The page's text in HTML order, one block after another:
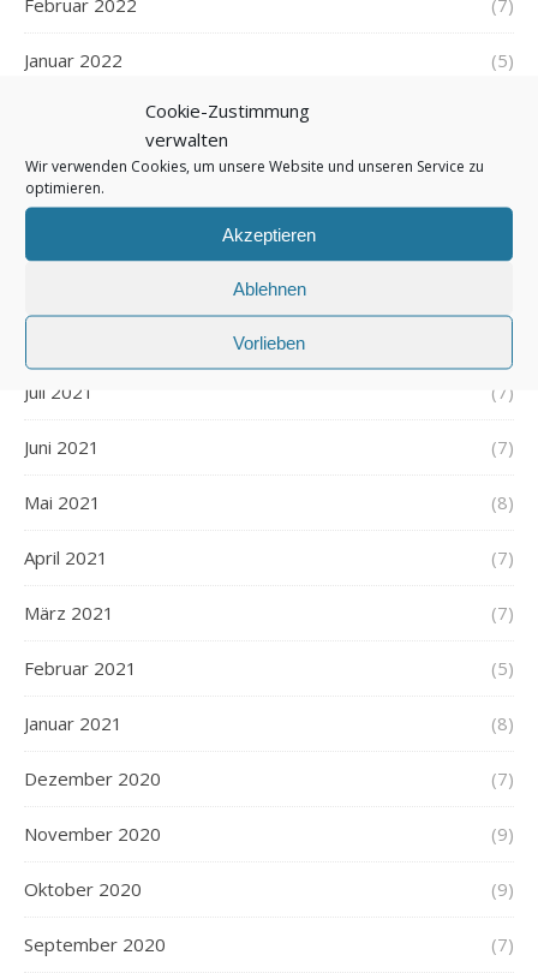
Cookie-Zustimmung
verwalten
Wir verwenden Cookies, um unsere Website und unseren Service zu
optimieren.
Akzeptieren
Ablehnen
Vorlieben
Februar 2022 (7)
Januar 2022 (5)
Dezember 2021
November 2021
Juli 2021 (7)
Juni 2021 (7)
Mai 2021 (8)
April 2021 (7)
März 2021 (7)
Februar 2021 (5)
Januar 2021 (8)
Dezember 2020 (7)
November 2020 (9)
Oktober 2020 (9)
September 2020 (7)